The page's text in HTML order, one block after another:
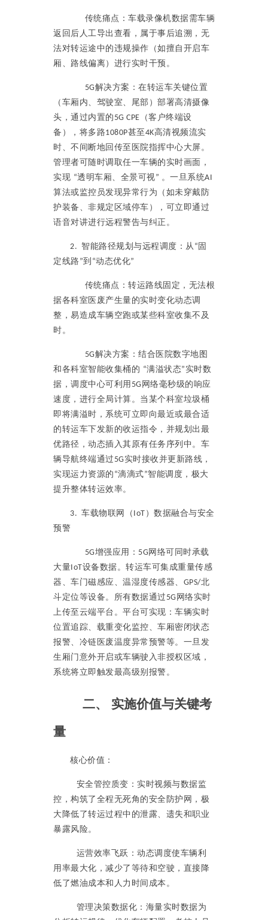
传统痛点：车载录像机数据需车辆
返回后人工导出查看，属于事后追溯，无
法对转运途中的违规操作（如擅自开启车
厢、路线偏离）进行实时干预。
5G解决方案：在转运车关键位置
（车厢内、驾驶室、尾部）部署高清摄像
头，通过内置的 5G CPE （客户终端设
备），将多路1080P甚至 4K高清视频流实
时、不间断地回传至医院指挥中心大屏。
管理者可随时调取任一车辆的实时画面，
实现 “透明车厢、全景可视” 。一旦系统AI
算法或监控员发现异常行为（如未穿戴防
护装备、非规定区域停车），可立即通过
语音对讲进行远程警告与纠正。
2. 智能路径规划与远程调度：从 “ 固
定线路 ”到 “动态优化”
传统痛点：转运路线固定，无法根
据各科室医废产生量的实时变化动态调
整，易造成车辆空跑或某些科室收集不及
时。
5G解决方案：结合医院数字地图
和各科室智能收集桶的 “满溢状态” 实时数
据，调度中心可利用 5G 网络毫秒级的响应
速度，进行全局计算。当某个科室垃圾桶
即将满溢时，系统可立即向最近或最合适
的转运车下发新的收运指令，并规划出最
优路径，动态插入其原有任务序列中。车
辆导航终端通过 5G 实时接收并更新路线，
实现运力资源的 “滴滴式”智能调度，极大
提升整体转运效率。
3. 车载物联网（ IoT ）数据融合与安全
预警
5G增强应用： 5G 网络可同时承载
大量IoT设备数据。转运车可集成重量传感
器、车门磁感应、温湿度传感器、 GPS/北
斗定位等设备。所有数据通过 5G 网络实时
上传至云端平台。平台可实现：车辆实时
位置追踪、载重变化监控、车厢密闭状态
报警、冷链医废温度异常预警等。一旦发
生厢门意外开启或车辆驶入非授权区域，
系统将立即触发最高级别报警。
二、
实施价值与关键考
量
核心价值：
安全管控质变：实时视频与数据监
控，构筑了全程无死角的安全防护网，极
大降低了转运过程中的泄露、遗失和职业
暴露风险。
运营效率飞跃：动态调度使车辆利
用率最大化，减少了等待和空驶，直接降
低了燃油成本和人力时间成本。
管理决策数据化：海量实时数据为